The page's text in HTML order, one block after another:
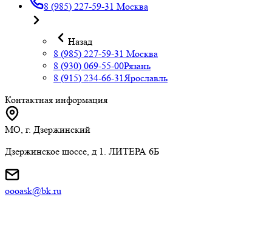
8 (985) 227-59-31 Москва
Назад
8 (985) 227-59-31 Москва
8 (930) 069-55-00Рязань
8 (915) 234-66-31Ярославль
Контактная информация
МО, г. Дзержинский
Дзержинское шоссе, д 1. ЛИТЕРА 6Б
oooask@bk.ru